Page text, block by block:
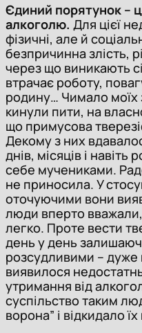
Єдиний порятунок –
алкоголю. Для цієї
фізичні, але й
безпричинна злість,
через що виникають
втрачає роботу,
родину… Чимало моїх
кинули пити, на
що примусова
Декому з них
днів, місяців і навіть
себе мучениками.
не приносила. У
оточуючими вони
люди вперто
легко. Проте вести
день у день
розсудливими – дуже
виявилося
утримання від
суспільство таким
ворона” і відкидало